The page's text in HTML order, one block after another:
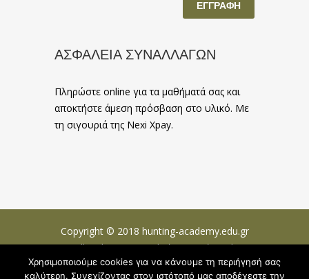
ΑΣΦΑΛΕΙΑ ΣΥΝΑΛΛΑΓΩΝ
Πληρώστε online για τα μαθήματά σας και
αποκτήστε άμεση πρόσβαση στο υλικό. Με
τη σιγουριά της Nexi Xpay.
Copyright © 2018 hunting-academy.edu.gr
All Rights Reserved -Όροι χρήσης|
Προστασία Προσωπικών Δεδομένων
Χρησιμοποιούμε cookies για να κάνουμε τη περιήγησή σας
καλύτερη. Συνεχίζοντας στον ιστότοπό μας αποδέχεστε την